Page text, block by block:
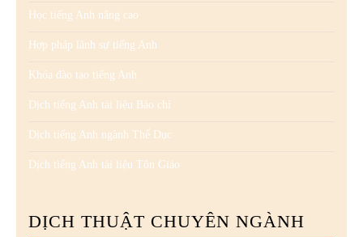
Học tiếng Anh nâng cao
Hợp pháp lãnh sự tiếng Anh
Khóa đào tạo tiếng Anh
Dịch tiếng Anh tài liệu Báo chí
Dịch tiếng Anh ngành Thể Dục
Dịch tiếng Anh tài liệu Tôn Giáo
DỊCH THUẬT CHUYÊN NGÀNH